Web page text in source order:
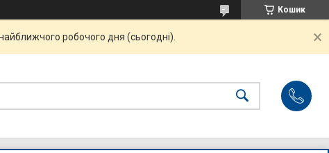
Кошик
робочого дня (сьогодні).